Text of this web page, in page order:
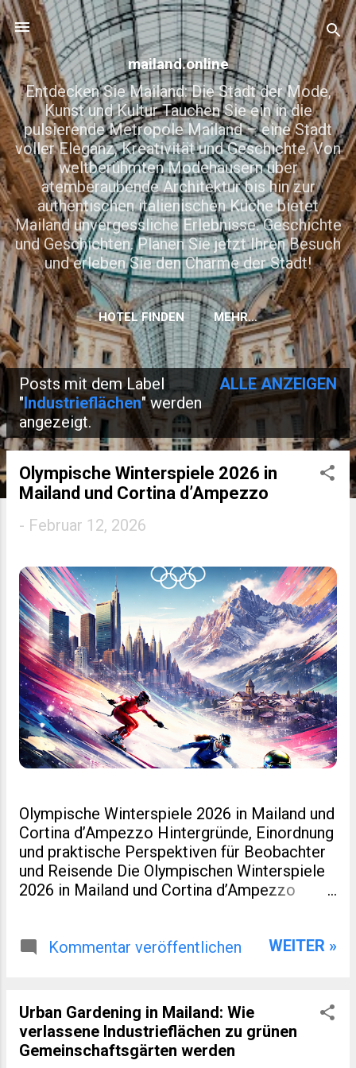
Direkt zum Hauptbereich
mailand.online
Entdecken Sie Mailand: Die Stadt der Mode,
Kunst und Kultur Tauchen Sie ein in die
pulsierende Metropole Mailand – eine Stadt
voller Eleganz, Kreativität und Geschichte. Von
weltberühmten Modehäusern über
atemberaubende Architektur bis hin zur
authentischen italienischen Küche bietet
Mailand unvergessliche Erlebnisse. Geschichte
und Geschichten. Planen Sie jetzt Ihren Besuch
und erleben Sie den Charme der Stadt!
HOTEL FINDEN MEHR…
P
o
s
Posts mit dem Label
"Industrieflächen" werden
angezeigt.
ALLE ANZEIGEN
Olympische Winterspiele 2026 in
Mailand und Cortina d’Ampezzo
- Februar 12, 2026
Olympische Winterspiele 2026 in Mailand und
Cortina d’Ampezzo Hintergründe, Einordnung
und praktische Perspektiven für Beobachter
und Reisende Die Olympischen Winterspiele
2026 in Mailand und Cortina d’Ampezzo
Turin 2006 erneut Gastgeber ist. Sondern
wirtschaftlich eng mit regionaler Entwicklung
verzahnt wurde. Für viele Leser eines
spezialisierten Blogs zu Sport, Reisen oder
europäischer Regionalentwicklung sind genau
Kommentar veröffentlichen WEITER »
Urban Gardening in Mailand: Wie
verlassene Industrieflächen zu grünen
Gemeinschaftsgärten werden